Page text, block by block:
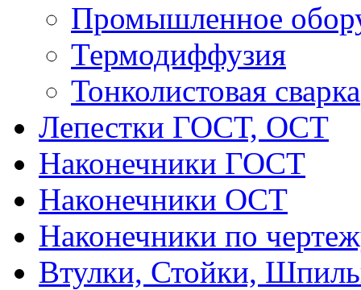
Промышленное
Термодиффузия
Тонколистовая сварка
Лепестки ГОСТ, ОСТ
Наконечники ГОСТ
Наконечники ОСТ
Наконечники по
Втулки, Стойки,